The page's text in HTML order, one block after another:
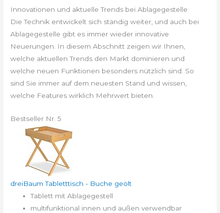
Innovationen und aktuelle Trends bei Ablagegestelle
Die Technik entwickelt sich ständig weiter, und auch bei
Ablagegestelle gibt es immer wieder innovative
Neuerungen. In diesem Abschnitt zeigen wir Ihnen,
welche aktuellen Trends den Markt dominieren und
welche neuen Funktionen besonders nützlich sind. So
sind Sie immer auf dem neuesten Stand und wissen,
welche Features wirklich Mehrwert bieten.
Bestseller Nr. 5
dreiBaum Tabletttisch - Buche geölt
Tablett mit Ablagegestell
multifunktional innen und außen verwendbar